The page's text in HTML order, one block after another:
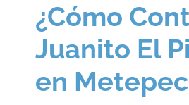
¿Cómo
Juanito El
en